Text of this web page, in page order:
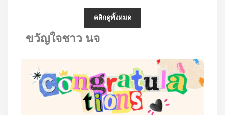
คลิกดูทั้งหมด
ขวัญใจชาว นจ